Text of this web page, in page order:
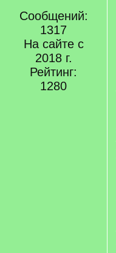
Сообщений:
1317
На сайте с
2018 г.
Рейтинг:
1280